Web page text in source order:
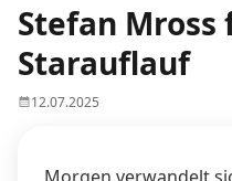
Stefan
Starauflauf
12.07.2025
Morgen verwandelt